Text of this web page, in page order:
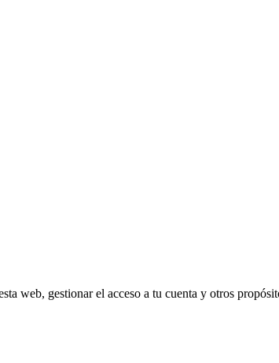
web, gestionar el acceso a tu cuenta y otros